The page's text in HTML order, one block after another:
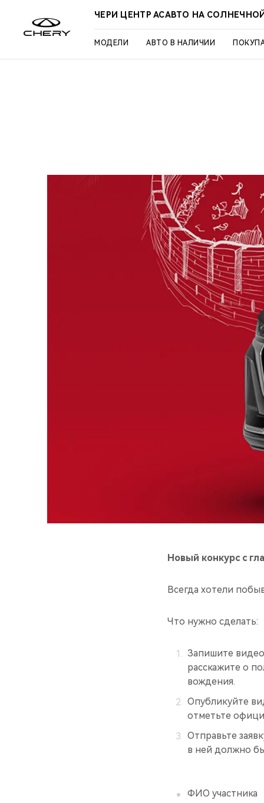
ЧЕРИ ЦЕНТР АСАВТО НА
МОДЕЛИ АВТО В НАЛИЧИИ
Новый конкурс с
Всегда хотели
Что нужно сделать:
Запишите
расскажите о
вождения.
Опубликуйте
отметьте
Отправьте
в ней должно
ФИО участника